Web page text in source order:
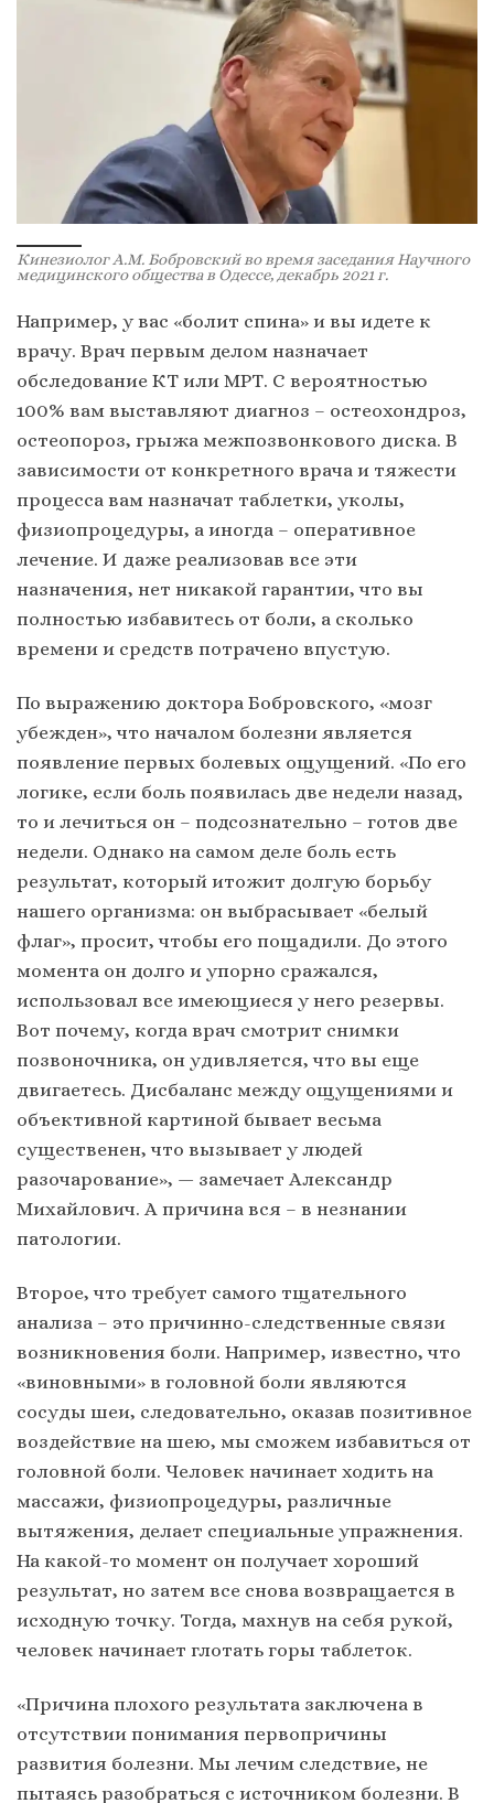
Кинезиолог А.М. Бобровский во время заседания Научного
медицинского общества в Одессе, декабрь 2021 г.
Например, у вас «болит спина» и вы идете к
врачу. Врач первым делом назначает
обследование КТ или МРТ. С вероятностью
100% вам выставляют диагноз – остеохондроз,
остеопороз, грыжа межпозвонкового диска. В
зависимости от конкретного врача и тяжести
процесса вам назначат таблетки, уколы,
физиопроцедуры, а иногда – оперативное
лечение. И даже реализовав все эти
назначения, нет никакой гарантии, что вы
полностью избавитесь от боли, а сколько
времени и средств потрачено впустую.
По выражению доктора Бобровского, «мозг
убежден», что началом болезни является
появление первых болевых ощущений. «По его
логике, если боль появилась две недели назад,
то и лечиться он – подсознательно – готов две
недели. Однако на самом деле боль есть
результат, который итожит долгую борьбу
нашего организма: он выбрасывает «белый
флаг», просит, чтобы его пощадили. До этого
момента он долго и упорно сражался,
использовал все имеющиеся у него резервы.
Вот почему, когда врач смотрит снимки
позвоночника, он удивляется, что вы еще
двигаетесь. Дисбаланс между ощущениями и
объективной картиной бывает весьма
существенен, что вызывает у людей
разочарование», — замечает Александр
Михайлович. А причина вся – в незнании
патологии.
Второе, что требует самого тщательного
анализа – это причинно-следственные связи
возникновения боли. Например, известно, что
«виновными» в головной боли являются
сосуды шеи, следовательно, оказав позитивное
воздействие на шею, мы сможем избавиться от
головной боли. Человек начинает ходить на
массажи, физиопроцедуры, различные
вытяжения, делает специальные упражнения.
На какой-то момент он получает хороший
результат, но затем все снова возвращается в
исходную точку. Тогда, махнув на себя рукой,
человек начинает глотать горы таблеток.
«Причина плохого результата заключена в
отсутствии понимания первопричины
развития болезни. Мы лечим следствие, не
пытаясь разобраться с источником болезни. В